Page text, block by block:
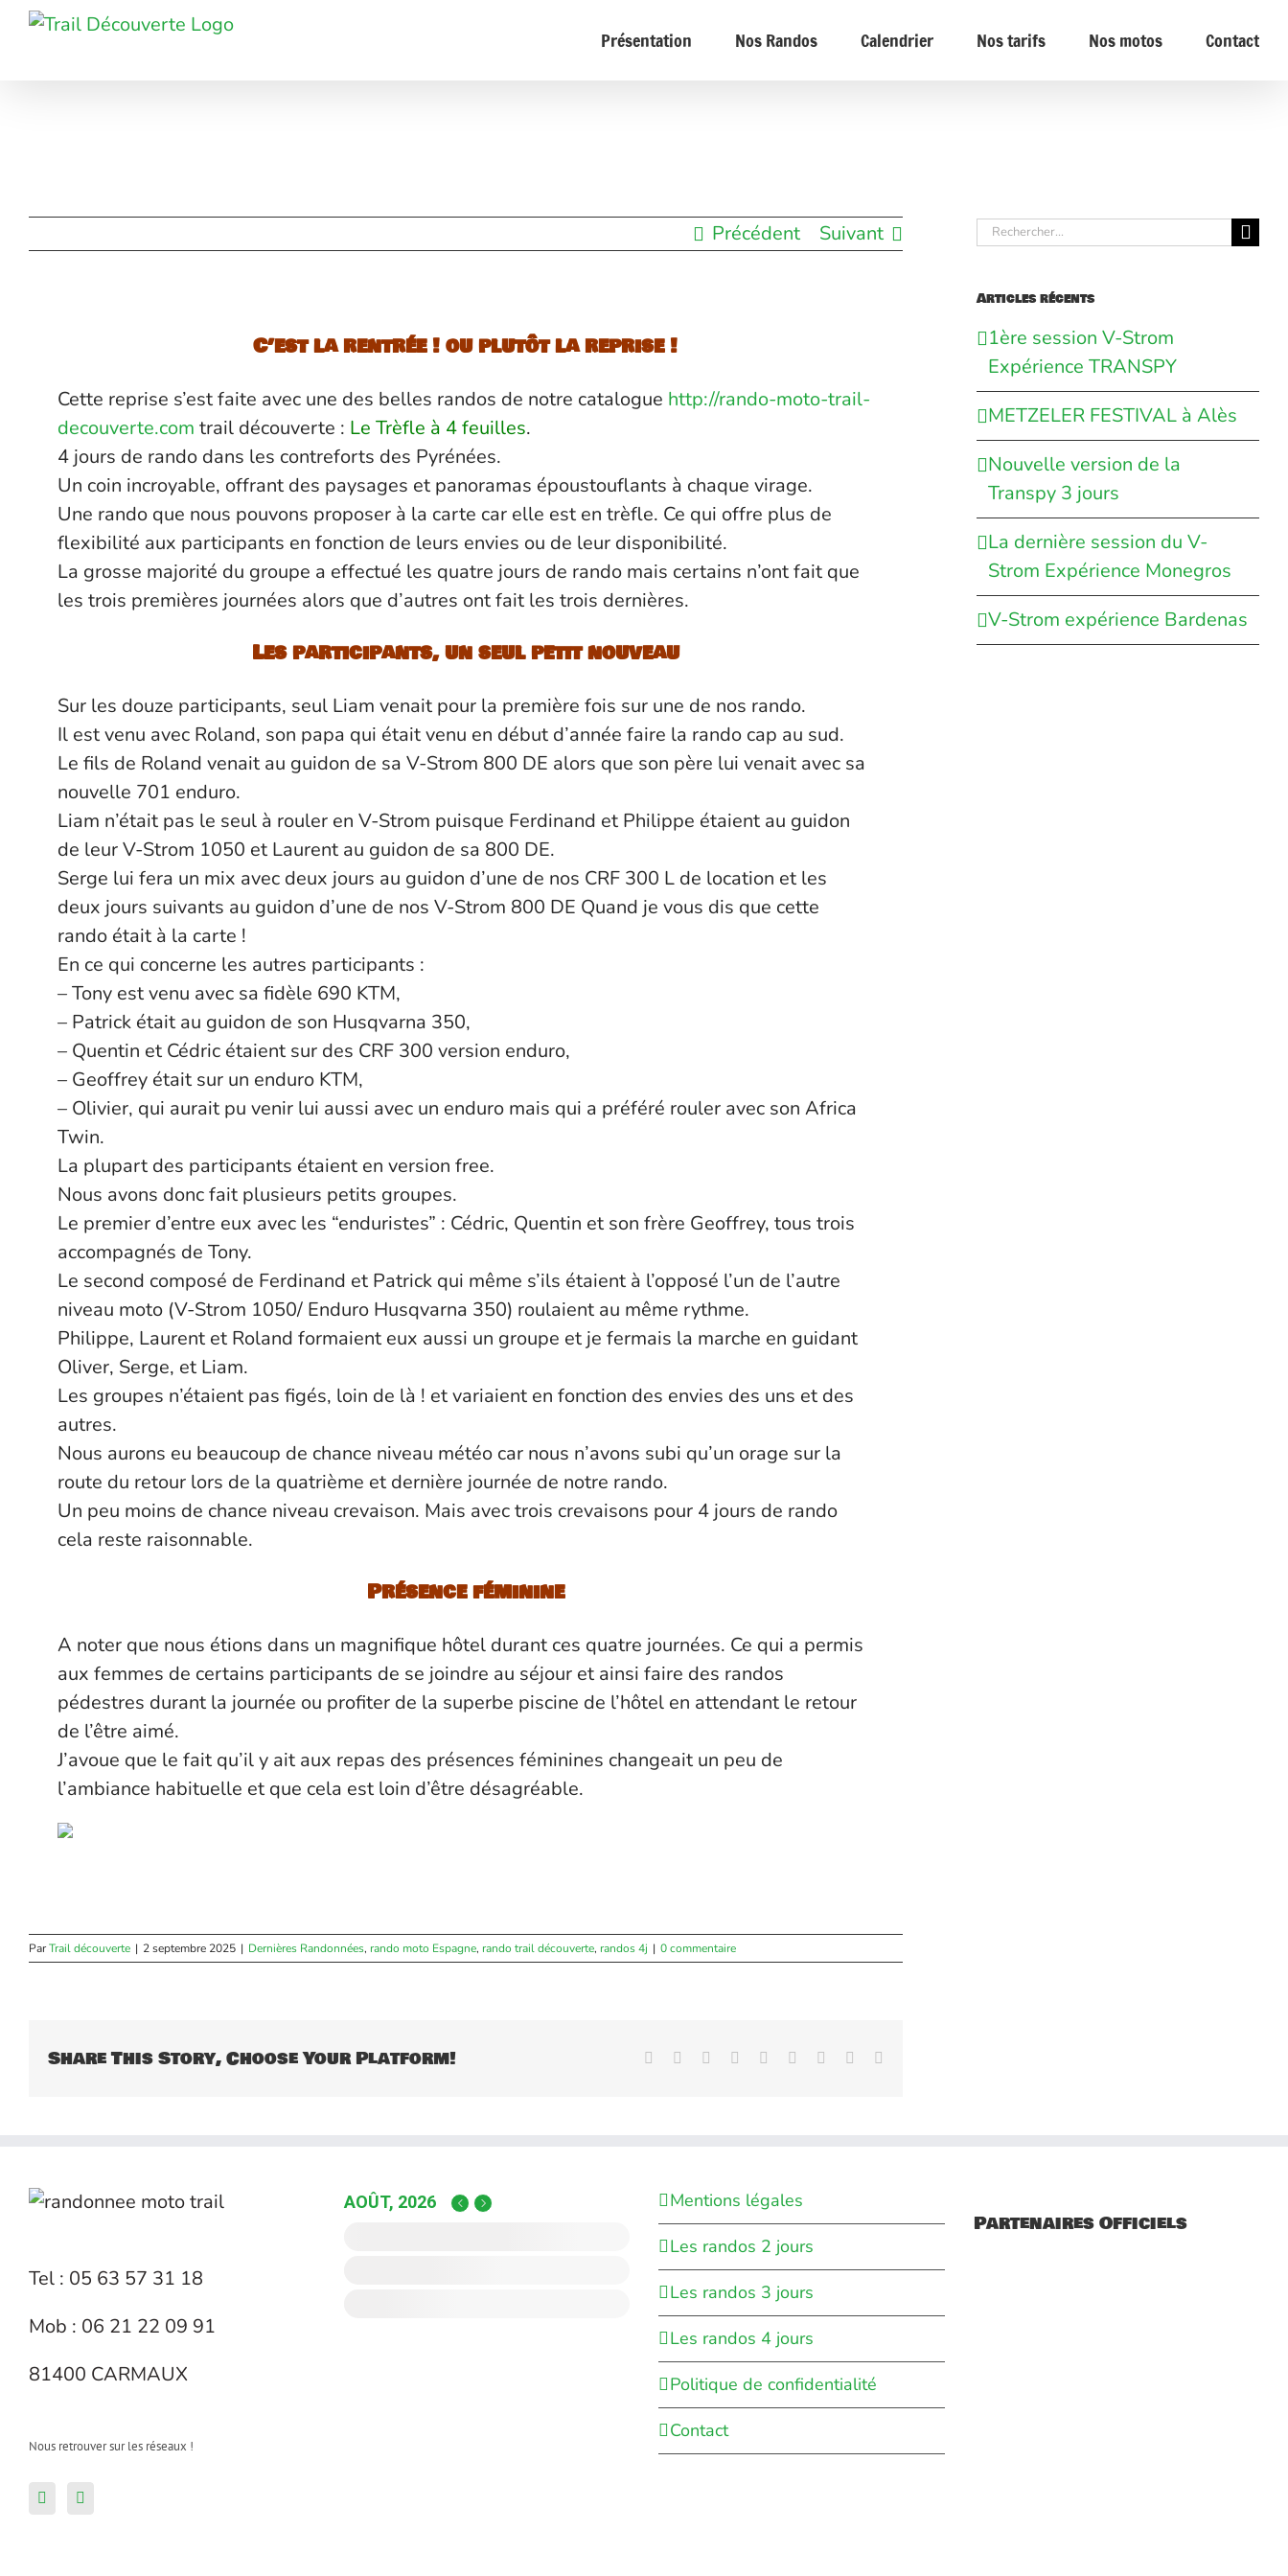
Passer
Présentation Nos Randos Calendrier Nos tarifs Nos motos Contact
Précédent Suivant
C’est la rentrée ! ou plutôt la reprise !
Cette reprise s’est faite avec une des belles randos de notre catalogue http://rando-moto-trail-
decouverte.com trail découverte : Le Trèfle à 4 feuilles.
4 jours de rando dans les contreforts des Pyrénées.
Un coin incroyable, offrant des paysages et panoramas époustouflants à chaque virage.
Une rando que nous pouvons proposer à la carte car elle est en trèfle. Ce qui offre plus de
flexibilité aux participants en fonction de leurs envies ou de leur disponibilité.
La grosse majorité du groupe a effectué les quatre jours de rando mais certains n’ont fait que
les trois premières journées alors que d’autres ont fait les trois dernières.
Les participants, un seul petit nouveau
Sur les douze participants, seul Liam venait pour la première fois sur une de nos rando.
Il est venu avec Roland, son papa qui était venu en début d’année faire la rando cap au sud.
Le fils de Roland venait au guidon de sa V-Strom 800 DE alors que son père lui venait avec sa
nouvelle 701 enduro.
Liam n’était pas le seul à rouler en V-Strom puisque Ferdinand et Philippe étaient au guidon
de leur V-Strom 1050 et Laurent au guidon de sa 800 DE.
Serge lui fera un mix avec deux jours au guidon d’une de nos CRF 300 L de location et les
deux jours suivants au guidon d’une de nos V-Strom 800 DE Quand je vous dis que cette
rando était à la carte !
En ce qui concerne les autres participants :
– Tony est venu avec sa fidèle 690 KTM,
– Patrick était au guidon de son Husqvarna 350,
– Quentin et Cédric étaient sur des CRF 300 version enduro,
– Geoffrey était sur un enduro KTM,
– Olivier, qui aurait pu venir lui aussi avec un enduro mais qui a préféré rouler avec son Africa
Twin.
La plupart des participants étaient en version free.
Nous avons donc fait plusieurs petits groupes.
Le premier d’entre eux avec les “enduristes” : Cédric, Quentin et son frère Geoffrey, tous trois
accompagnés de Tony.
Le second composé de Ferdinand et Patrick qui même s’ils étaient à l’opposé l’un de l’autre
niveau moto (V-Strom 1050/ Enduro Husqvarna 350) roulaient au même rythme.
Philippe, Laurent et Roland formaient eux aussi un groupe et je fermais la marche en guidant
Oliver, Serge, et Liam.
Les groupes n’étaient pas figés, loin de là ! et variaient en fonction des envies des uns et des
autres.
Nous aurons eu beaucoup de chance niveau météo car nous n’avons subi qu’un orage sur la
route du retour lors de la quatrième et dernière journée de notre rando.
Un peu moins de chance niveau crevaison. Mais avec trois crevaisons pour 4 jours de rando
cela reste raisonnable.
Présence féminine
A noter que nous étions dans un magnifique hôtel durant ces quatre journées. Ce qui a permis
aux femmes de certains participants de se joindre au séjour et ainsi faire des randos
pédestres durant la journée ou profiter de la superbe piscine de l’hôtel en attendant le retour
de l’être aimé.
J’avoue que le fait qu’il y ait aux repas des présences féminines changeait un peu de
l’ambiance habituelle et que cela est loin d’être désagréable.
ParTrail découverte | 2 septembre 2025 | Dernières Randonnées, rando moto Espagne, rando trail découverte, randos 4j | 0 commentaire
Share This Story, Choose Your Platform! Facebook Reddit LinkedInWhatsApp
TumblrPinterest
Rechercher:
Articles récents
1ère session V-Strom
Expérience TRANSPY
METZELER FESTIVAL à Alès
Nouvelle version de la
Transpy 3 jours
La dernière session du V-
Strom Expérience Monegros
V-Strom expérience Bardenas
Tel : 05 63 57 31 18
Mob : 06 21 22 09 91
81400 CARMAUX
Nous retrouver sur les réseaux !
AOÛT, 2026
Mentions légales
Les randos 2 jours
Les randos 3 jours
Les randos 4 jours
Politique de confidentialité
Contact
Partenaires Officiels